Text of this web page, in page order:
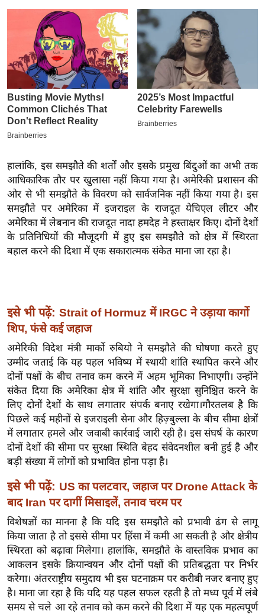
-
प
र
मि
बे
मि
सा
ल
श
यं
ग
इं
डि
या
सा
हि
त्य
ज
ग
ऑ
टो
व
र्ल्ड
न्यू
ज
ब्री
फ
हालांकि, इस समझौते की शर्तों और इसके प्रमुख बिंदुओं का अभी तक
आधिकारिक तौर पर खुलासा नहीं किया गया है। अमेरिकी प्रशासन की
ओर से भी समझौते के विवरण को सार्वजनिक नहीं किया गया है। इस
समझौते पर अमेरिका में इजराइल के राजदूत येचिएल लीटर और
अमेरिका में लेबनान की राजदूत नादा हमदेह ने हस्ताक्षर किए। दोनों देशों
के प्रतिनिधियों की मौजूदगी में हुए इस समझौते को क्षेत्र में स्थिरता
बहाल करने की दिशा में एक सकारात्मक संकेत माना जा रहा है।
इसे भी पढ़ें: Strait of Hormuz में IRGC ने उड़ाया कार्गो
शिप, फंसे कई जहाज
अमेरिकी विदेश मंत्री मार्को रुबियो ने समझौते की घोषणा करते हुए
उम्मीद जताई कि यह पहल भविष्य में स्थायी शांति स्थापित करने और
दोनों पक्षों के बीच तनाव कम करने में अहम भूमिका निभाएगी। उन्होंने
संकेत दिया कि अमेरिका क्षेत्र में शांति और सुरक्षा सुनिश्चित करने के
लिए दोनों देशों के साथ लगातार संपर्क बनाए रखेगा।गौरतलब है कि
पिछले कई महीनों से इजराइली सेना और हिज़्बुल्ला के बीच सीमा क्षेत्रों
में लगातार हमले और जवाबी कार्रवाई जारी रही है। इस संघर्ष के कारण
दोनों देशों की सीमा पर सुरक्षा स्थिति बेहद संवेदनशील बनी हुई है और
बड़ी संख्या में लोगों को प्रभावित होना पड़ा है।
इसे भी पढ़ें: US का पलटवार, जहाज पर Drone Attack के
बाद Iran पर दागीं मिसाइलें, तनाव चरम पर
विशेषज्ञों का मानना है कि यदि इस समझौते को प्रभावी ढंग से लागू
किया जाता है तो इससे सीमा पर हिंसा में कमी आ सकती है और क्षेत्रीय
स्थिरता को बढ़ावा मिलेगा। हालांकि, समझौते के वास्तविक प्रभाव का
आकलन इसके क्रियान्वयन और दोनों पक्षों की प्रतिबद्धता पर निर्भर
करेगा।अंतरराष्ट्रीय समुदाय भी इस घटनाक्रम पर करीबी नजर बनाए हुए
है। माना जा रहा है कि यदि यह पहल सफल रहती है तो मध्य पूर्व में लंबे
समय से चले आ रहे तनाव को कम करने की दिशा में यह एक महत्वपूर्ण